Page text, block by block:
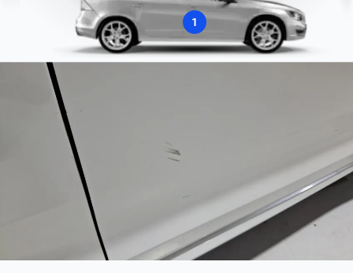
Camara
Asistencia de estacionamiento
1